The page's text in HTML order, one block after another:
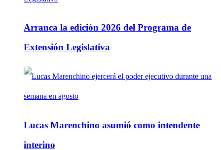
Arranca la edición 2026 del Programa de
Extensión Legislativa
Lucas Marenchino asumió como intendente
interino